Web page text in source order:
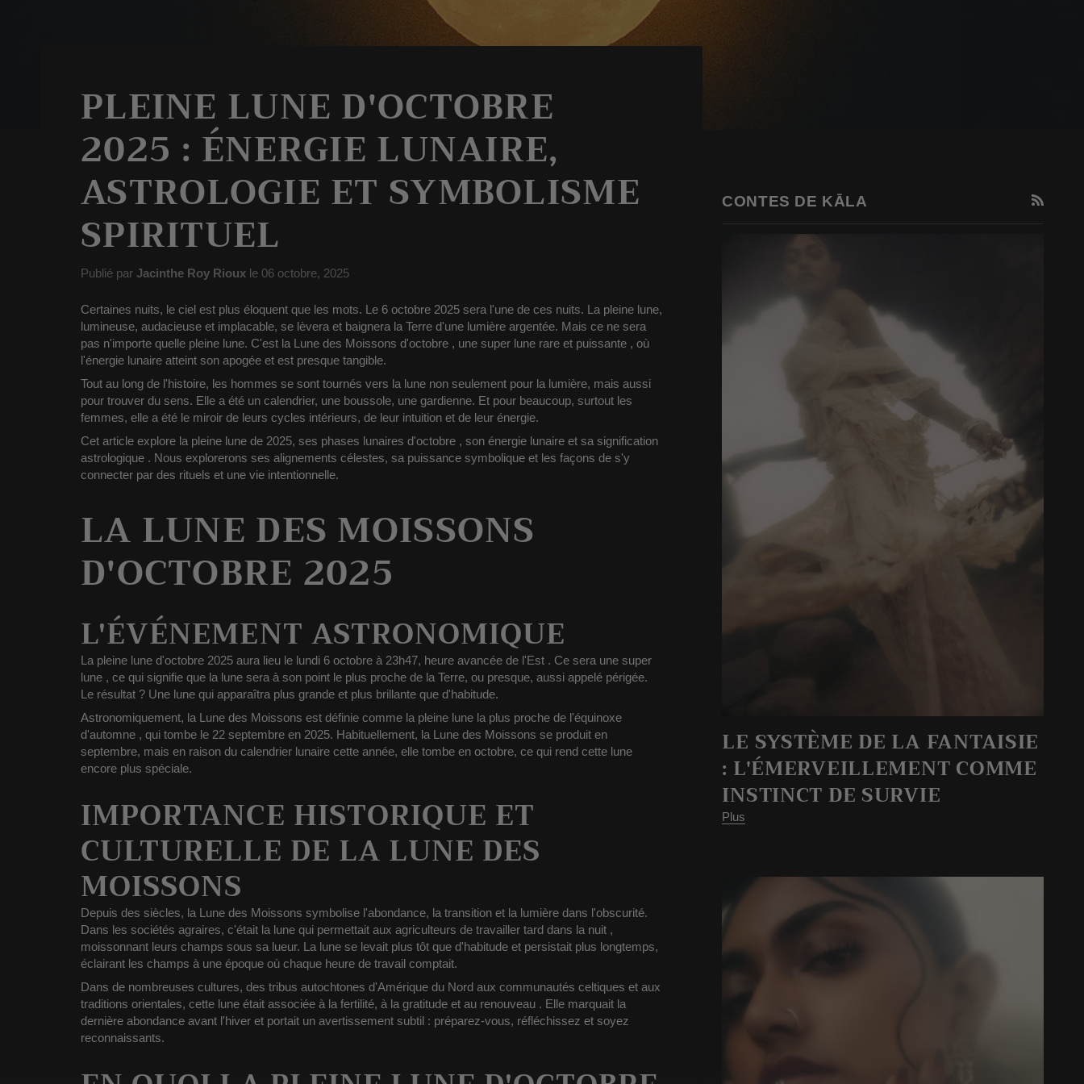
PLEINE LUNE D'OCTOBRE
2025 : ÉNERGIE LUNAIRE,
ASTROLOGIE ET SYMBOLISME
SPIRITUEL
Publié par Jacinthe Roy Rioux le 06 octobre, 2025
Certaines nuits, le ciel est plus éloquent que les mots. Le 6 octobre 2025 sera l'une de ces nuits. La pleine lune,
lumineuse, audacieuse et implacable, se lèvera et baignera la Terre d'une lumière argentée. Mais ce ne sera
pas n'importe quelle pleine lune. C'est la
Lune des Moissons d'octobre , une super lune rare et puissante , où
l'énergie lunaire atteint son apogée et est presque tangible.
Tout au long de l'histoire, les hommes se sont tournés vers la lune non seulement pour la lumière, mais aussi
pour trouver du sens. Elle a été un calendrier, une boussole, une gardienne. Et pour beaucoup, surtout les
femmes, elle a été le miroir de leurs cycles intérieurs, de leur intuition et de leur énergie.
Cet article explore la pleine lune de 2025, ses phases lunaires d'octobre , son énergie lunaire et sa signification
astrologique . Nous explorerons ses alignements célestes, sa puissance symbolique et les façons de s'y
connecter par des rituels et une vie intentionnelle.
LA LUNE DES MOISSONS
D'OCTOBRE 2025
L'ÉVÉNEMENT ASTRONOMIQUE
La pleine lune d'octobre 2025 aura lieu le lundi 6 octobre à 23h47, heure avancée de l'Est . Ce sera une super
lune , ce qui signifie que la lune sera à son point le plus proche de la Terre, ou presque, aussi appelé périgée.
Le résultat ? Une lune qui apparaîtra plus grande et plus brillante que d'habitude.
Astronomiquement, la Lune des Moissons est définie comme la pleine lune la plus proche de l'équinoxe
d'automne , qui tombe le 22 septembre en 2025. Habituellement, la Lune des Moissons se produit en
septembre, mais en raison du calendrier lunaire cette année, elle tombe en octobre, ce qui rend cette lune
encore plus spéciale.
IMPORTANCE HISTORIQUE ET
CULTURELLE DE LA LUNE DES
MOISSONS
Depuis des siècles, la Lune des Moissons symbolise l'abondance, la transition et la lumière dans l'obscurité.
Dans les sociétés agraires, c'était la lune qui permettait aux agriculteurs de travailler tard dans la nuit ,
moissonnant leurs champs sous sa lueur. La lune se levait plus tôt que d'habitude et persistait plus longtemps,
éclairant les champs à une époque où chaque heure de travail comptait.
Dans de nombreuses cultures, des tribus autochtones d'Amérique du Nord aux communautés celtiques et aux
traditions orientales, cette lune était associée à la fertilité, à la gratitude et au renouveau . Elle marquait la
dernière abondance avant l'hiver et portait un avertissement subtil : préparez-vous, réfléchissez et soyez
reconnaissants.
CONTES DE KĀLA RSS
LE SYSTÈME DE LA FANTAISIE
: L'ÉMERVEILLEMENT COMME
INSTINCT DE SURVIE
Plus